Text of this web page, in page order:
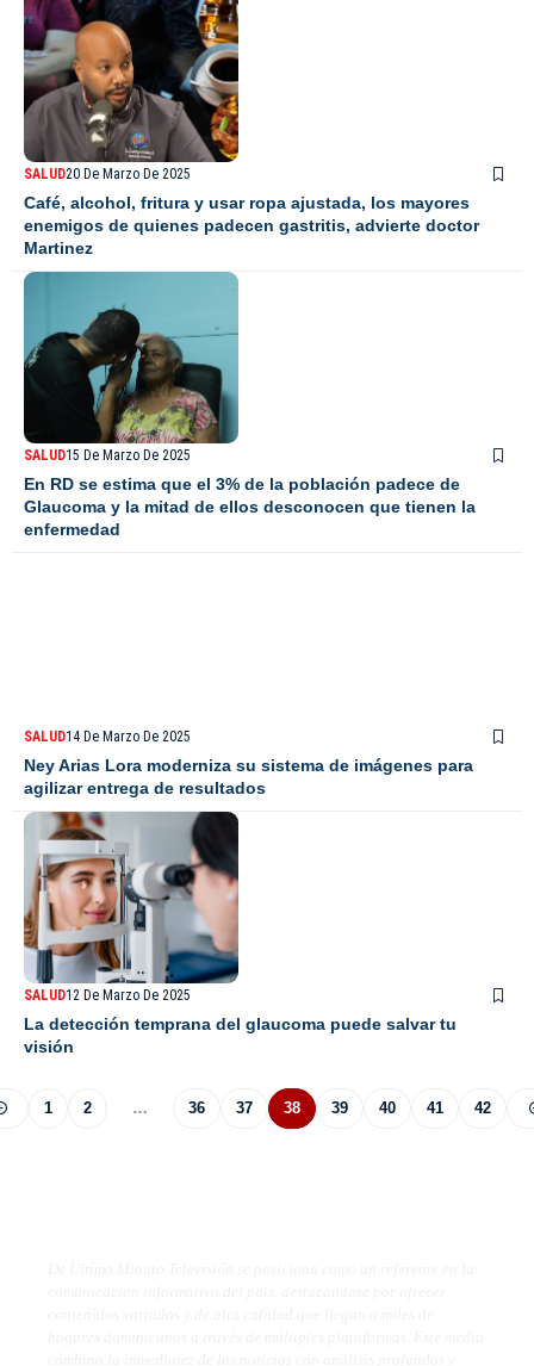
SALUD20 De Marzo De 2025
Café, alcohol, fritura y usar ropa ajustada, los mayores
enemigos de quienes padecen gastritis, advierte doctor
Martinez
SALUD15 De Marzo De 2025
En RD se estima que el 3% de la población padece de
Glaucoma y la mitad de ellos desconocen que tienen la
enfermedad
SALUD14 De Marzo De 2025
Ney Arias Lora moderniza su sistema de imágenes para
agilizar entrega de resultados
SALUD12 De Marzo De 2025
La detección temprana del glaucoma puede salvar tu
visión
1 2 … 36 37 38 39 40 41 42